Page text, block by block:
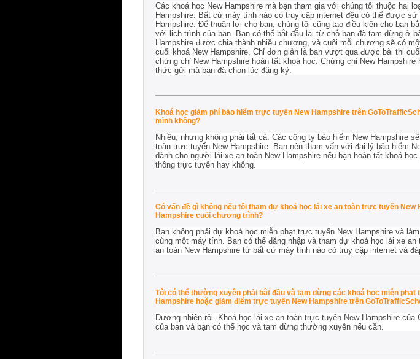
Các khoá học New Hampshire mà bạn tham gia với chúng tôi thuộc hai
Hampshire. Bất cứ máy tính nào có truy cập internet đều có thể được
Hampshire. Để thuận lợi cho bạn, chúng tôi cũng tạo điều kiện cho bạn
với lịch trình của bạn. Bạn có thể bắt đầu lại từ chỗ bạn đã tạm dừng ở
Hampshire được chia thành nhiều chương, và cuối mỗi chương sẽ có
cuối khoá New Hampshire. Chỉ đơn giản là bạn vượt qua được bài thi
chứng chỉ New Hampshire hoàn tất khoá học. Chứng chỉ New
thức gửi mà bạn đã chọn lúc đăng ký.
Khoá học giảm phí bảo hiểm trực tuyến New Hampshire trên
mình không?
Nhiều, nhưng không phải tất cả. Các công ty bảo hiểm New Hampshire
toàn trực tuyến New Hampshire. Bạn nên tham vấn với đại lý bảo hiểm
dành cho người lái xe an toàn New Hampshire nếu bạn hoàn tất khoá
thông trực tuyến hay không.
Có vấn đề gì không nếu tôi tham dự khoá học lái xe an toàn trực tuyến
Hampshire cuối chương trình?
Bạn không phải dự khoá học miễn phạt trực tuyến New Hampshire và
cùng một máy tính. Bạn có thể đăng nhập và tham dự khoá học lái xe
an toàn New Hampshire từ bất cứ máy tính nào có truy cập internet và
Tôi có thể thường xuyên phải bắt đầu và tạm dừng các khoá học miễn
Hampshire hoặc giảm điểm trực tuyến New Hampshire trên
Đương nhiên rồi. Khoá học lái xe an toàn trực tuyến New Hampshire
của bạn và bạn có thể học và tạm dừng thường xuyên nếu cần.